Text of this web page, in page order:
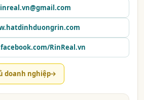
RinReal.vn
doanh nghiệp